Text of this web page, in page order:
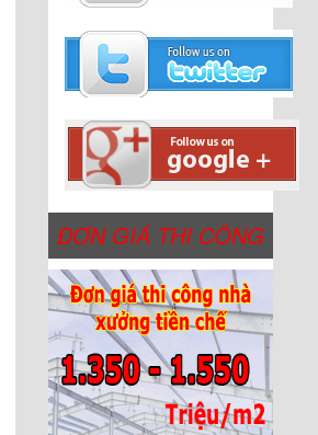
ĐƠN GIÁ THI CÔNG